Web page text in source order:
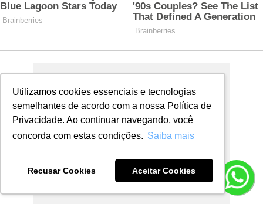
Utilizamos cookies essenciais e tecnologias
semelhantes de acordo com a nossa Política de
Privacidade. Ao continuar navegando, você
concorda com estas condições. Saiba mais
Recusar Cookies Aceitar Cookies